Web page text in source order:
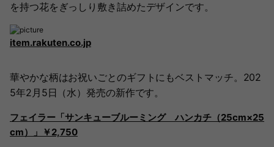
を持つ花をぎっしり敷き詰めたデザインです。
item.rakuten.co.jp
華やかな柄はお祝いごとのギフトにもベストマッチ。202
5年2月5日（水）発売の新作です。
フェイラー「サンキューブルーミング ハンカチ（25cm×25
cm）」￥2,750